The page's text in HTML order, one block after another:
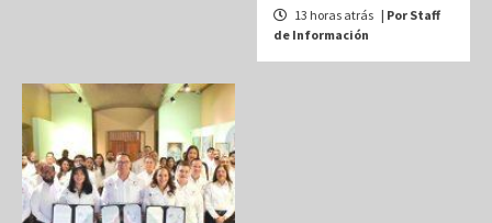
13 horas atrás | Por Staff
de Información